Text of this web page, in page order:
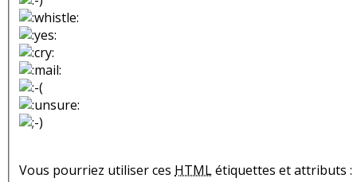
Vous pourriez utiliser ces HTMLétiquettes et attributs :